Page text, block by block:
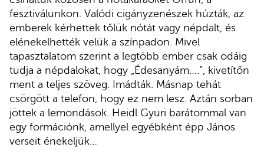
fesztiválunkon. Valódi cigányzenészek húzták, az
emberek kérhettek tőlük nótát vagy népdalt, és
elénekelhették velük a színpadon. Mivel
tapasztalatom szerint a legtöbb ember csak odáig
tudja a népdalokat, hogy „Édesanyám….”, kivetítőn
ment a teljes szöveg. Imádták. Másnap tehát
csörgött a telefon, hogy ez nem lesz. Aztán sorban
jöttek a lemondások. Heidl Gyuri barátommal van
egy formációnk, amellyel egyébként épp János
verseit énekeljük…